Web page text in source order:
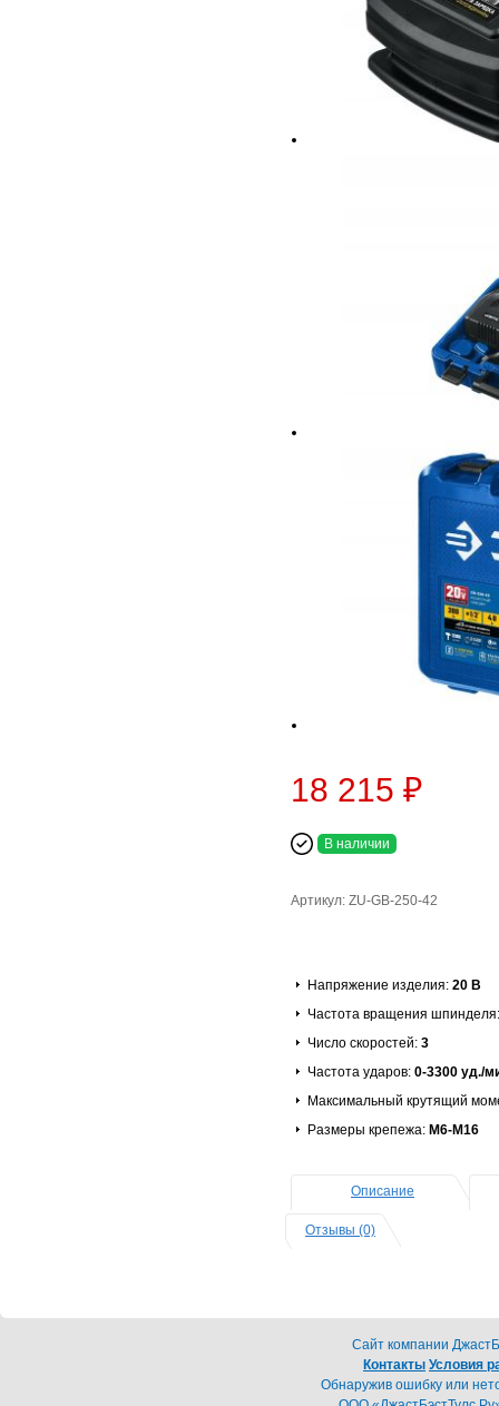
18 215 ₽
В наличии
Артикул: ZU-GB-250-42
Напряжение изделия: 20 В
Частота вращения
Число скоростей: 3
Частота ударов: 0-3300 уд./
Максимальный крутящий
Размеры крепежа: М6-М16
Описание
Отзывы (0)
Cайт компании
Контакты Условия
Обнаружив ошибку или